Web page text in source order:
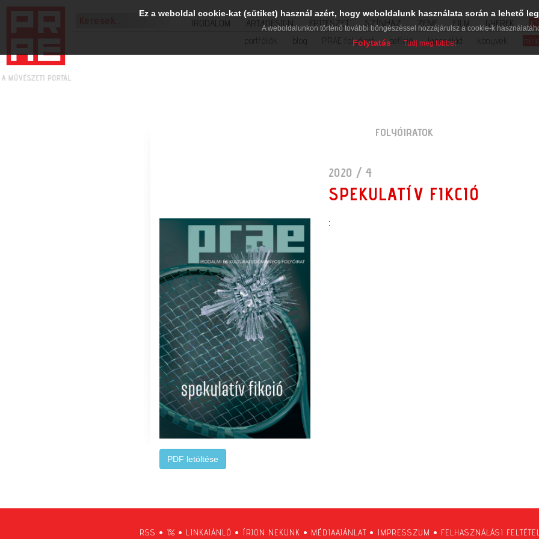
IRODALOM ART&DESIGN ÉPÍTÉSZET SZÍNHÁZ ZENE FILM GYEREK
portfóliók
PRAE folyóirat petíció lapcsalád könyvek
FOLYÓIRATOK
2020 / 4
SPEKULATÍV FIKCIÓ
PDF letöltése
:
RSS • 1% • LINKAJÁNLÓ • ÍRJON NEKÜNK • MÉDIAAJÁNLAT • IMPRESSZUM • FELHASZNÁLÁSI
Ez a weboldal cookie-kat (sütiket) használ azért, hogy weboldalunk használata során a lehető
A weboldalunkon történő további böngészéssel hozzájárulsz a cookie-k
Folytatás Tudj meg többet